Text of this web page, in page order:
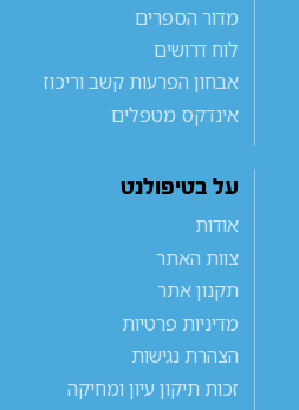
מדור הספרים
לוח דרושים
אבחון הפרעות קשב וריכוז
אינדקס מטפלים
על בטיפולנט
אודות
צוות האתר
תקנון אתר
מדיניות פרטיות
הצהרת נגישות
זכות תיקון עיון ומחיקה